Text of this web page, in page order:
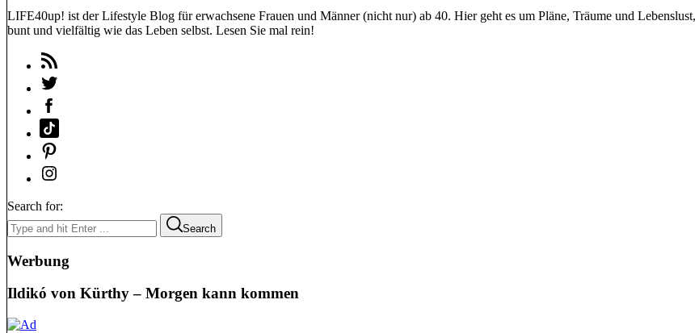
LIFE40up! ist der Lifestyle Blog für erwachsene Frauen und Männer (nicht nur) ab 40. Hier geht es um Pläne, Träume und
bunt und vielfältig wie das Leben selbst. Lesen Sie mal rein!
Search for:
Search
Werbung
Ildikó von Kürthy – Morgen kann kommen